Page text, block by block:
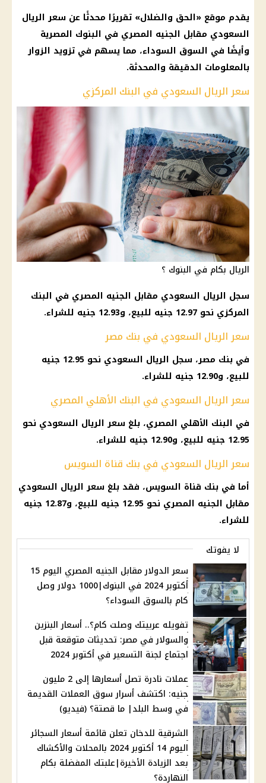
يقدم موقع «الحق والضلال» تقريرًا محدثًا عن سعر الريال
السعودي مقابل الجنيه المصري في البنوك المصرية
وأيضًا في السوق السوداء، مما يسهم في تزويد الزوار
بالمعلومات الدقيقة والمحدثة.
سعر الريال السعودي في البنك المركزي
الريال بكام في البنوك ؟
سجل الريال السعودي مقابل الجنيه المصري في البنك
المركزي نحو 12.97 جنيه للبيع، و12.93 جنيه للشراء.
سعر الريال السعودي في بنك مصر
في بنك مصر، سجل الريال السعودي نحو 12.95 جنيه
للبيع، و12.90 جنيه للشراء.
سعر الريال السعودي في البنك الأهلي المصري
في البنك الأهلي المصري، بلغ سعر الريال السعودي نحو
12.95 جنيه للبيع، و12.90 جنيه للشراء.
سعر الريال السعودي في بنك قناة السويس
أما في بنك قناة السويس، فقد بلغ سعر الريال السعودي
مقابل الجنيه المصري نحو 12.95 جنيه للبيع، و12.87 جنيه
للشراء.
لا يفوتك
سعر الدولار مقابل الجنيه المصري اليوم 15
أكتوبر 2024 في البنوك|1000 دولار وصل
كام بالسوق السوداء؟
تفويله عربيتك وصلت كام؟.. أسعار البنزين
والسولار في مصر: تحديثات متوقعة قبل
اجتماع لجنة التسعير في أكتوبر 2024
عملات نادرة تصل أسعارها إلى 2 مليون
جنيه: اكتشف أسرار سوق العملات القديمة
في وسط البلد| ما قصتة؟ (فيديو)
الشرقية للدخان تعلن قائمة أسعار السجائر
اليوم 14 أكتوبر 2024 بالمحلات والأكشاك
بعد الزيادة الأخيرة|علبتك المفضلة بكام
النهاردة؟